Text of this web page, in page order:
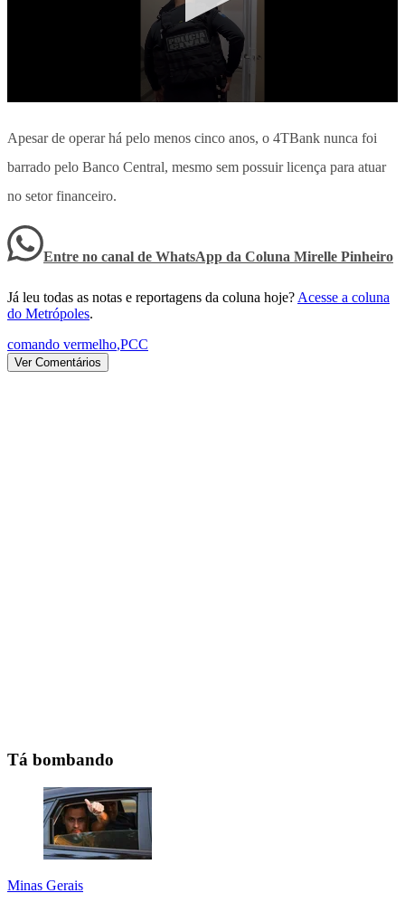
Apesar de operar há pelo menos cinco anos, o 4TBank nunca foi
barrado pelo Banco Central, mesmo sem possuir licença para atuar
no setor financeiro.
Entre no canal de WhatsApp da Coluna Mirelle Pinheiro
Já leu todas as notas e reportagens da coluna hoje? Acesse a coluna
do Metrópoles.
comando vermelho,PCC
Ver Comentários
Tá bombando
Minas Gerais